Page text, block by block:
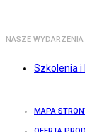
NASZE WYDARZENIA
Szkolenia
MAPA